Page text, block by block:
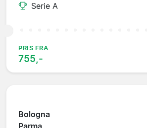
Serie A
PRIS FRA
755,-
Bologna